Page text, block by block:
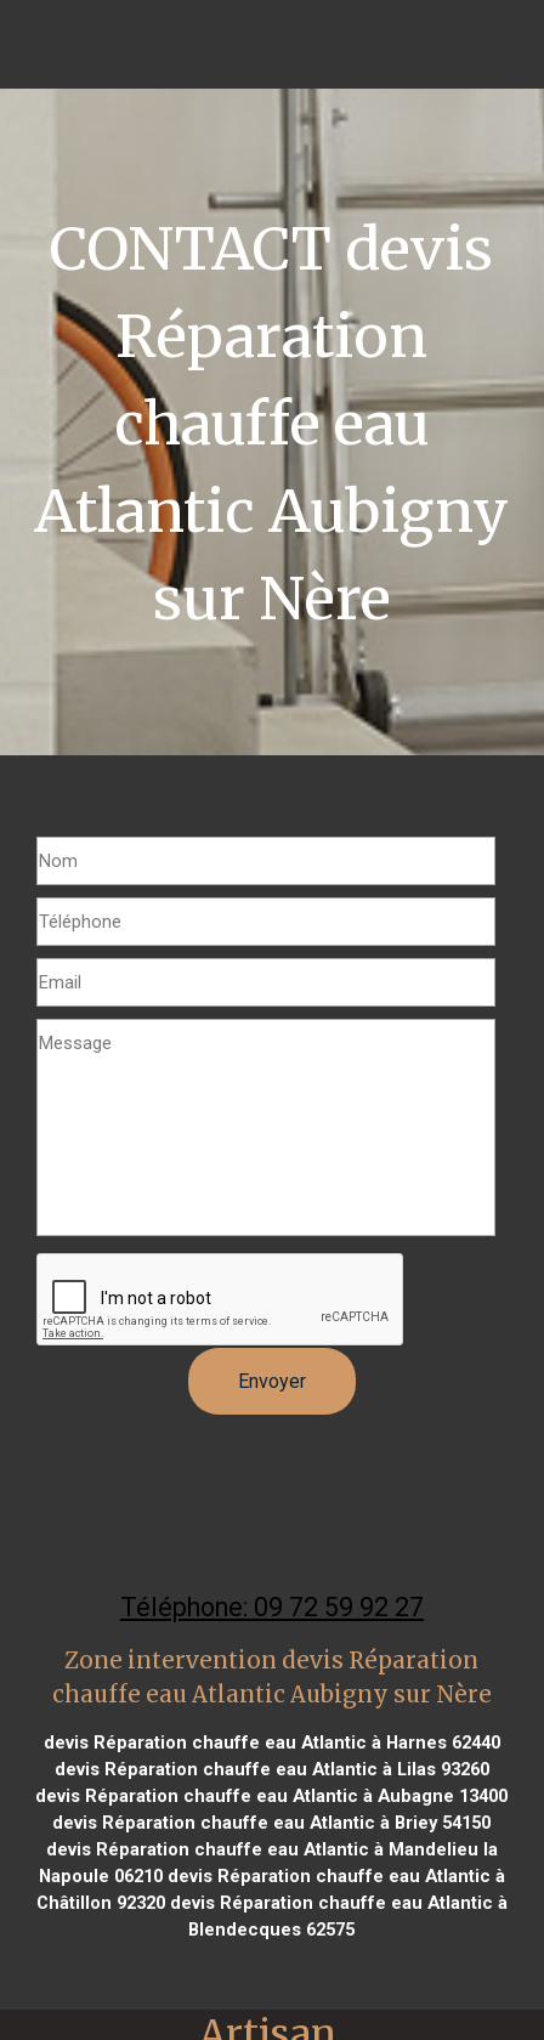
CONTACT devis
Réparation
chauffe eau
Atlantic Aubigny
sur Nère
Téléphone: 09 72 59 92 27
Zone intervention devis Réparation
chauffe eau Atlantic Aubigny sur Nère
devis Réparation chauffe eau Atlantic à Harnes 62440
devis Réparation chauffe eau Atlantic à Lilas 93260
devis Réparation chauffe eau Atlantic à Aubagne 13400
devis Réparation chauffe eau Atlantic à Briey 54150
devis Réparation chauffe eau Atlantic à Mandelieu la
Napoule 06210devis Réparation chauffe eau Atlantic à
Châtillon 92320devis Réparation chauffe eau Atlantic à
Blendecques 62575